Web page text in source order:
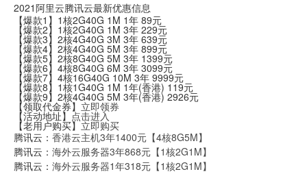
2021阿里云腾讯云最新优惠信息
【爆款1】1核2G40G 1M 1年 89元
【爆款2】1核2G40G 1M 3年 229元
【爆款3】2核4G40G 3M 3年 639元
【爆款4】2核4G40G 5M 3年 899元
【爆款5】2核8G40G 5M 3年 1399元
【爆款6】4核8G40G 6M 3年 3099元
【爆款7】4核16G40G 10M 3年 9999元
【爆款8】1核1G40G 1M 1年(香港) 119元
【爆款9】2核4G40G 5M 3年(香港) 2926元
【领取代金券】 立即领券
【活动地址】 点击进入
【老用户购买】立即购买
腾讯云： 香港云主机3年1400元【4核8G5M】
腾讯云： 海外云服务器3年868元【1核2G1M】
腾讯云： 海外云服务器1年318元【1核2G1M】